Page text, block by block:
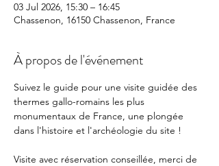
03 Jul 2026, 15:30 – 16:45
Chassenon, 16150 Chassenon, France
À propos de l'événement
Suivez le guide pour une visite guidée des
thermes gallo-romains les plus
monumentaux de France, une plongée
dans l'histoire et l'archéologie du site !
Visite avec réservation conseillée, merci de